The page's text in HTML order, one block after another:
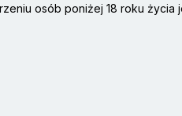
osób poniżej 18 roku życia